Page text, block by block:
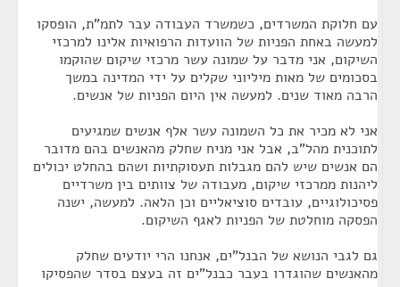
עם חלוקת המשרדים, כשמשרד העבודה עבר לתמ"ת, הופסקו
למעשה באחת הפניות של הוועדות הרפואיות אלינו למרכזי
השיקום, אני מדבר על שמונה עשר מרכזי שיקום שהוקמו
בסכומים של מאות מיליוני שקלים על ידי המדינה במשך
הרבה מאוד שנים. למעשה אין היום הפניות של אנשים.
אני לא מכיר את כל השמונה עשר אלף אנשים שמגיעים
לתוכנית מהל"ב, אבל אני מניח שחלק מהאנשים בהם מדובר
הם אנשים שיש להם מגבלות תעסוקתיות ושהם בהחלט יכולים
ליהנות ממרכזי שיקום, מעבודה של צוותים בין משרדיים
פסיכולוגיים, עובדים סוציאליים וכן הלאה. למעשה, ישנה
הפסקה מוחלטת של הפניות לאגף השיקום.
גם לגבי הנושא של הבנל"ים, אנחנו הרי יודעים שחלק
מהאנשים שהוגדרו בעבר כבנל"ים זה בעצם בסדר שהפסיקו